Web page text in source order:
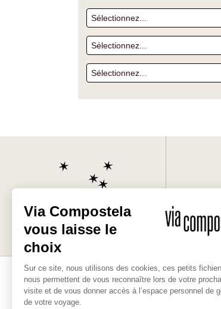
Les bonnes raisons
de partir avec nous
Des